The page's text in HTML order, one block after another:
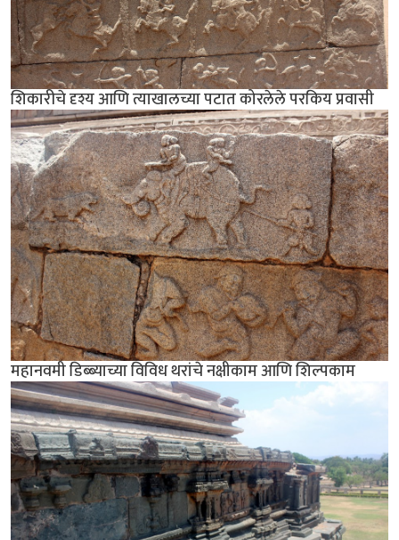
शिकारीचे दृश्य आणि त्याखालच्या पटात कोरलेले परकिय प्रवासी
महानवमी डिब्ब्याच्या विविध थरांचे नक्षीकाम आणि शिल्पकाम